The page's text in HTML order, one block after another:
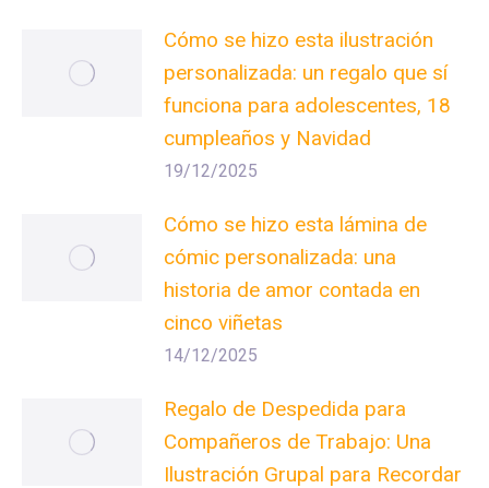
Cómo se hizo esta ilustración
personalizada: un regalo que sí
funciona para adolescentes, 18
cumpleaños y Navidad
19/12/2025
Cómo se hizo esta lámina de
cómic personalizada: una
historia de amor contada en
cinco viñetas
14/12/2025
Regalo de Despedida para
Compañeros de Trabajo: Una
Ilustración Grupal para Recordar